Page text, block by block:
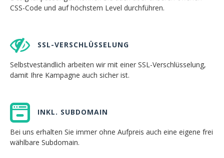
CSS-Code und auf höchstem Level durchführen.
SSL-VERSCHLÜSSELUNG
Selbstveständlich arbeiten wir mit einer SSL-Verschlüsselung,
damit Ihre Kampagne auch sicher ist.
INKL. SUBDOMAIN
Bei uns erhalten Sie immer ohne Aufpreis auch eine eigene frei
wählbare Subdomain.